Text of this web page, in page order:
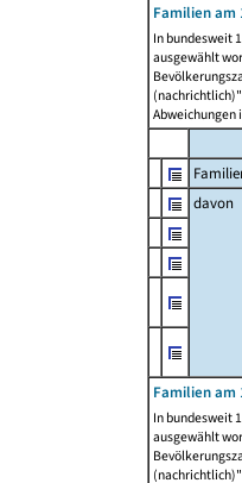
Familien am
In bundesweit
ausgewählt
Abweichungen
davon
Familien am
In bundesweit
ausgewählt